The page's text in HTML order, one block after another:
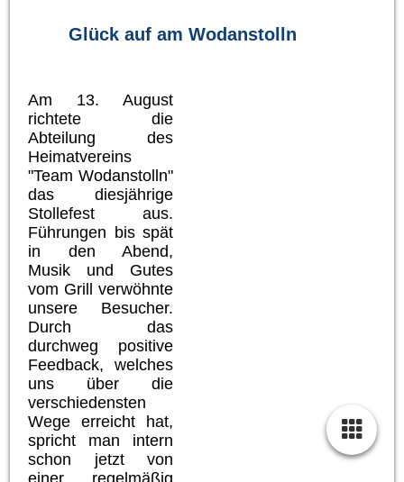
Glück auf am Wodanstolln
Am 13. August
richtete die
Abteilung des
Heimatvereins
"Team Wodanstolln"
das diesjährige
Stollefest aus.
Führungen bis spät
in den Abend,
Musik und Gutes
vom Grill verwöhnte
unsere Besucher.
Durch das
durchweg positive
Feedback, welches
uns über die
verschiedensten
Wege erreicht hat,
spricht man intern
schon jetzt von